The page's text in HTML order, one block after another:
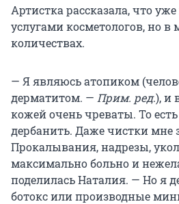
Артистка рассказала, что уже
услугами косметологов, но
количествах.
— Я являюсь атопиком
дерматитом. — Прим. ред.), и
кожей очень чреваты. То
дербанить. Даже чистки мне
Прокалывания, надрезы,
максимально больно и
поделилась Наталия. — Но я
ботокс или производные